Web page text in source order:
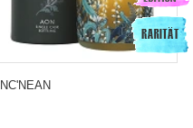
NC'NEAN